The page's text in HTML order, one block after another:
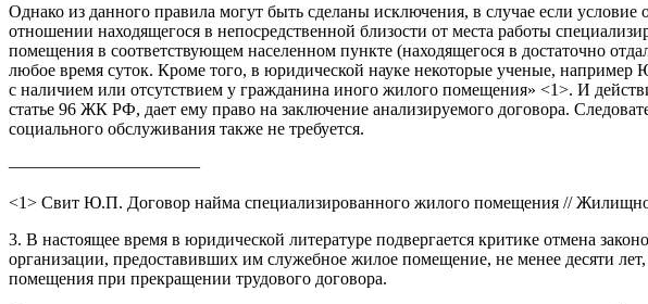
Однако из данного правила могут быть сделаны исключения, в случае если
отношении находящегося в непосредственной близости от места работы
помещения в соответствующем населенном пункте (находящегося в достаточно
любое время суток. Кроме того, в юридической науке некоторые ученые,
с наличием или отсутствием у гражданина иного жилого помещения» <1>. И
статье 96 ЖК РФ, дает ему право на заключение анализируемого договора.
социального обслуживания также не требуется.
———————————
<1> Свит Ю.П. Договор найма специализированного жилого помещения //
3. В настоящее время в юридической литературе подвергается критике отмена
организации, предоставивших им служебное жилое помещение, не менее десяти
помещения при прекращении трудового договора.